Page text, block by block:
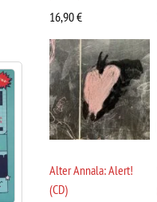
16,90€
Alter Annala: Alert!
(CD)